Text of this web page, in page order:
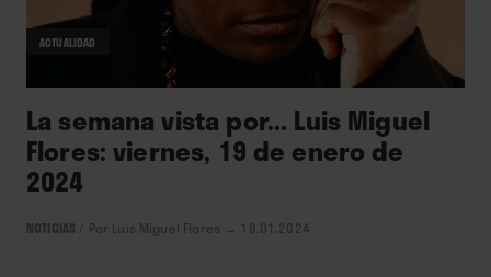
ACTUALIDAD
La semana vista por... Luis Miguel
Flores: viernes, 19 de enero de
2024
NOTICIAS Por Luis Miguel Flores → 19.01.2024